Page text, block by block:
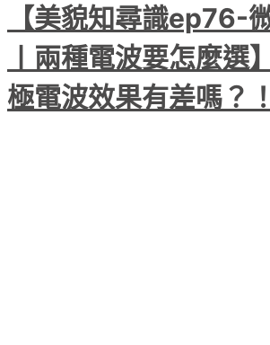
【美貌知尋識ep76-
〡兩種電波要怎麼選
極電波效果有差嗎？！